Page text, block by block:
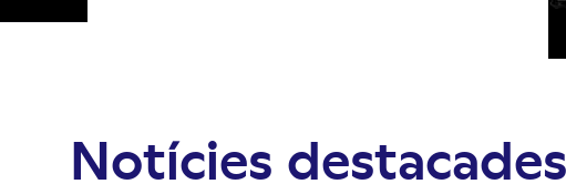
Notícies destacades